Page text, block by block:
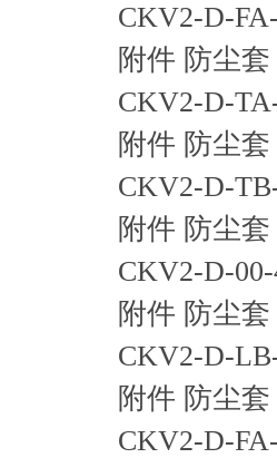
CKV2-D-
附件 防尘
CKV2-D-
附件 防尘
CKV2-D-
附件 防尘
CKV2-D-
附件 防尘
CKV2-D-
附件 防尘
CKV2-D-